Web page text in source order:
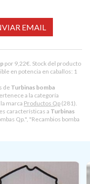
por 9,22€ . Stock del producto
en potencia en caballos: 1
deTurbinas bomba
a la categoría
marca Productos Qp (281).
características a Turbinas
Qp.", "Recambios bomba
EMAIL